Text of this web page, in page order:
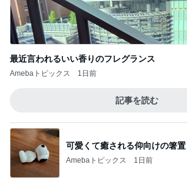
最近言われるいい香りのフレグランス
Amebaトピックス 1日前
記事を読む
可愛くて癒される仰向けの箸置
Amebaトピックス 1日前